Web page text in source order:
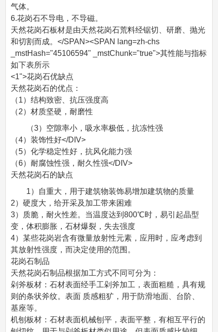
气体。
6.花岗石不导电，不导磁。
天然花岗石板材是由天然花岗石荒料经锯切、研磨、抛光
和切割而成。</SPAN><SPAN lang=zh-chs
_mstHash="45106594" _mstChunk="true">其性能与指标
如下表所示
<1">花岗石优缺点
天然花岗石的优点：
（1）结构致密、抗压强度高
（2）材质坚硬，耐磨性
（3）空隙率小，吸水率极低，抗冻性强
（4）装饰性好</DIV>
（5）化学稳定性好，抗风化能力强
（6）耐腐蚀性强，耐久性强</DIV>
天然花岗石的缺点
1）自重大，用于建筑物装饰易增加建筑物的质量
2）硬度大，给开采及加工带来困难
3）质脆，耐火性差。当温度达到800℃时，易引起晶型
变，体积膨胀，石材爆裂，失去强度
4）某些花岗岩含有微量放射性元素，应用时，应考虑到
其放射性强度，而决定使用的范围。
花岗石制品
天然花岗石制品根据加工方式不同可分为：
剁斧板材：石材表面经手工剁斧加工，表面粗糙，具有规
则的条状斧纹。表面 质感粗犷，用于防滑地面、台阶、
基座等。
机刨板材：石材表面机械刨平，表面平整，有相互平行的